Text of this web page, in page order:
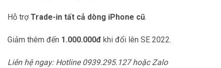
Hỗ trợTrade-in tất cả dòng iPhone cũ.
Giảm thêm đến 1.000.000đ khi đổi lên SE 2022.
Liên hệ ngay: Hotline 0939.295.127 hoặc Zalo